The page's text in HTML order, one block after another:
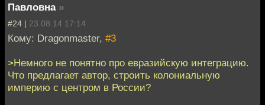
Павловна »
#24 | 23.08.14 17:14
Кому: Dragonmaster, #3
>Немного не понятно про евразийскую интеграцию.
Что предлагает автор, строить колониальную
империю с центром в России?